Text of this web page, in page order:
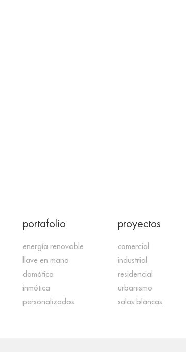
portafolio
energía renovable
llave en mano
domótica
inmótica
personalizados
proyectos
comercial
industrial
residencial
urbanismo
salas blancas